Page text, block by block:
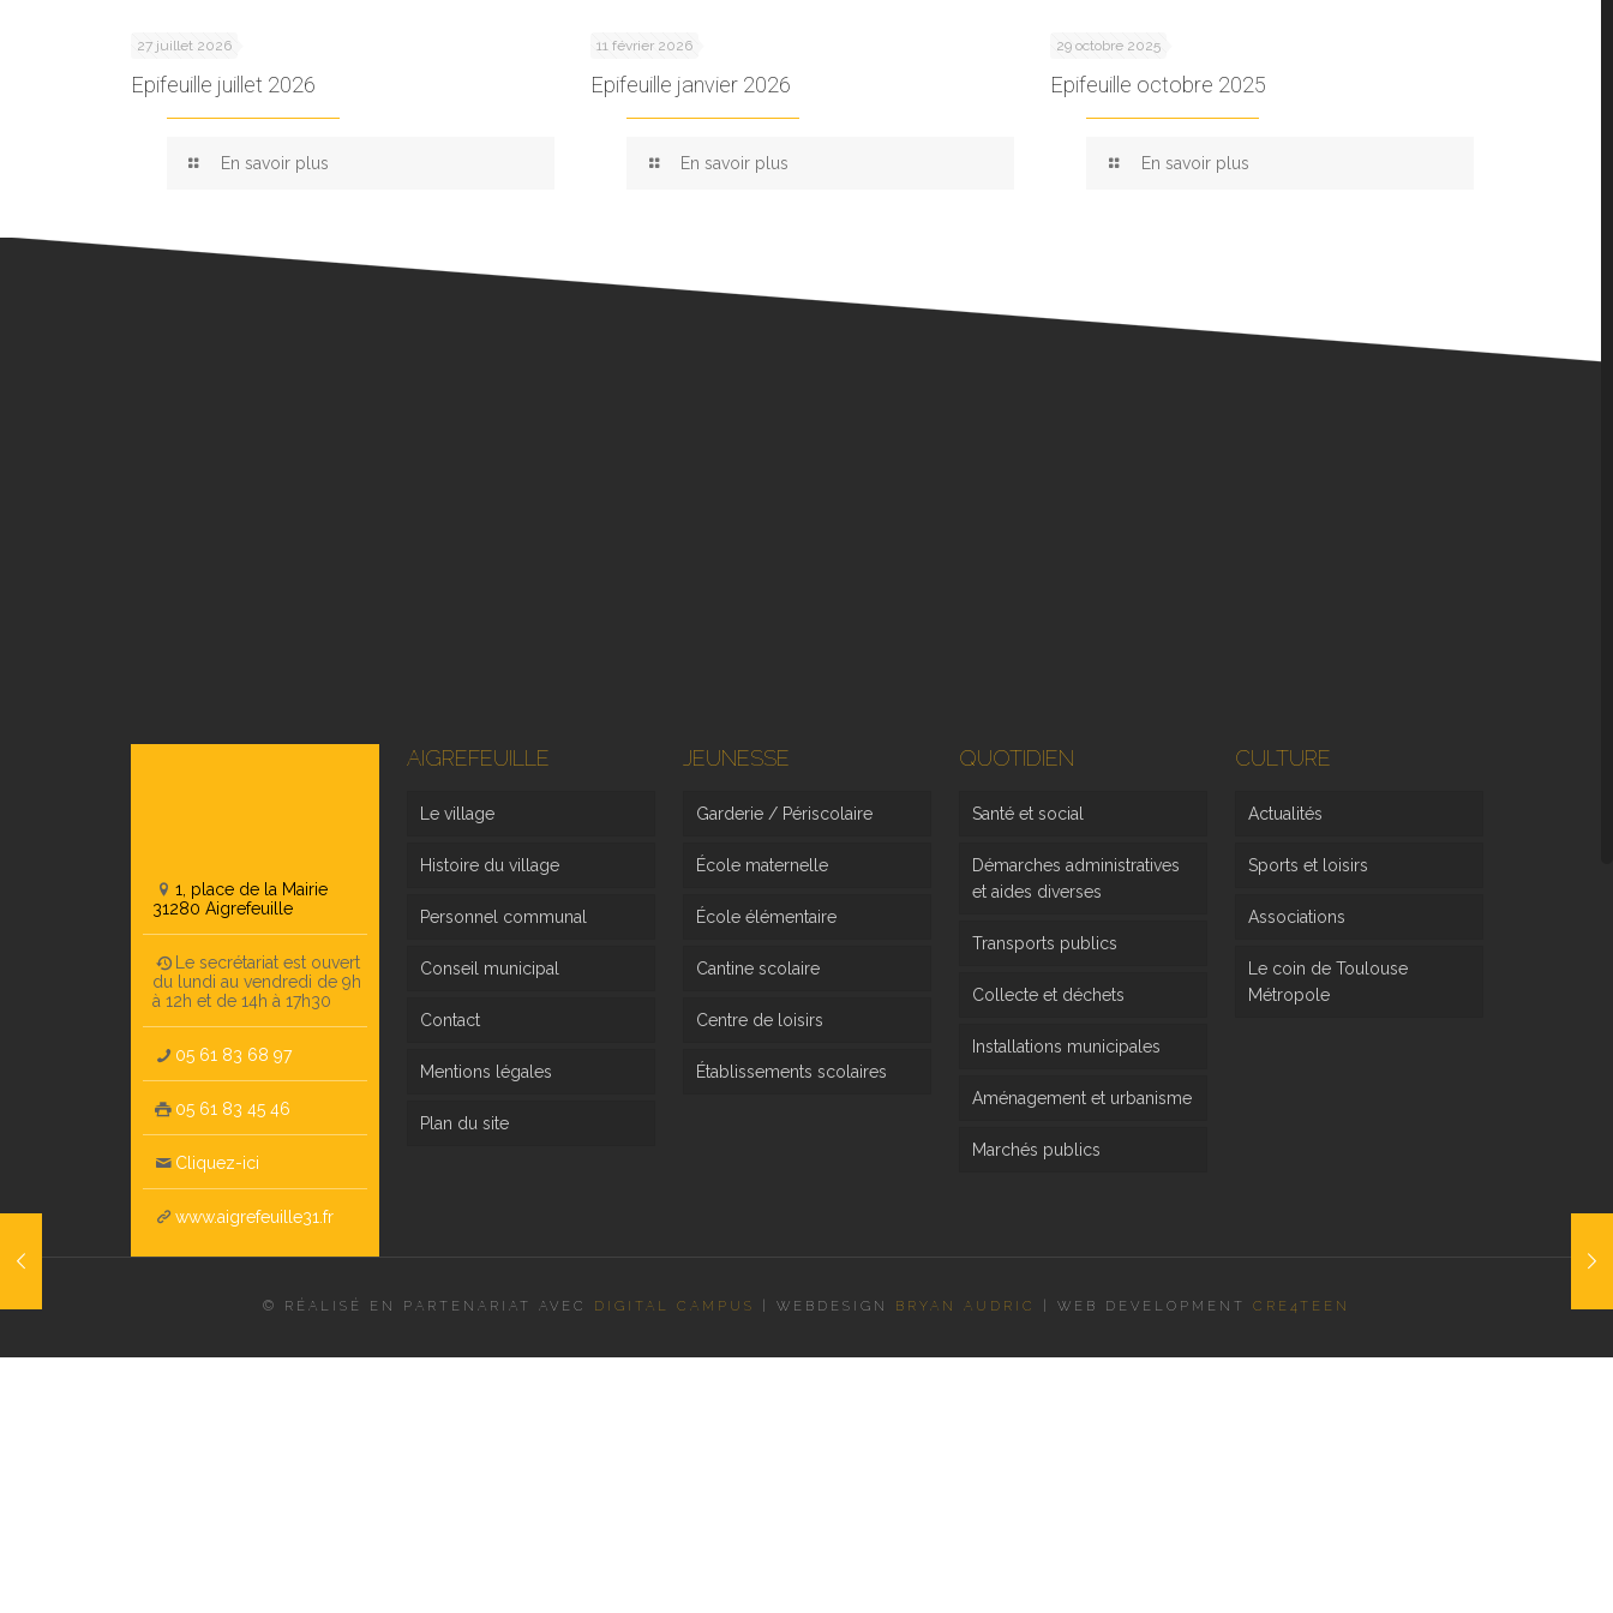
27 juillet 2026
Epifeuille juillet 2026
En savoir plus
11 février 2026
Epifeuille janvier 2026
En savoir plus
29 octobre 2025
Epifeuille octobre 2025
En savoir plus
1, place de la Mairie
31280 Aigrefeuille
Le secrétariat est ouvert
du lundi au vendredi de 9h
à 12h et de 14h à 17h30
05 61 83 68 97
05 61 83 45 46
Cliquez-ici
www.aigrefeuille31.fr
AIGREFEUILLE
Le village
Histoire du village
Personnel communal
Conseil municipal
Contact
Mentions légales
Plan du site
JEUNESSE
Garderie / Périscolaire
École maternelle
École élémentaire
Cantine scolaire
Centre de loisirs
Établissements scolaires
QUOTIDIEN
Santé et social
Démarches administratives
et aides diverses
Transports publics
Collecte et déchets
Installations municipales
Aménagement et urbanisme
Marchés publics
CULTURE
Actualités
Sports et loisirs
Associations
Le coin de Toulouse
Métropole
© RÉALISÉ EN PARTENARIAT AVEC DIGITAL CAMPUS WEBDESIGN BRYAN AUDRIC WEB DEVELOPMENT CRE4TEEN